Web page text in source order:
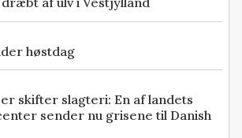
høstdag
skifter slagteri: En af landets
sender nu grisene til Danish